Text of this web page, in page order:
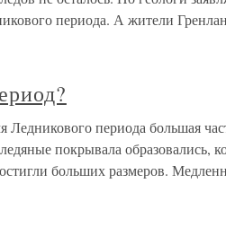
периода. А жители
периода большая
покрывала образовались,
больших размеров.